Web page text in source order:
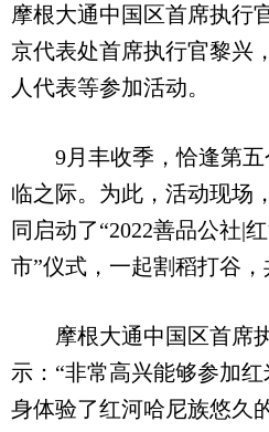
摩根大通中国区首席执行
京代表处首席执行官黎兴
人代表等参加活动。
9月丰收季，恰逢第五
临之际。为此，活动现场
同启动了“2022善品公社|
市”仪式，一起割稻打谷，
摩根大通中国区首席
示：“非常高兴能够参加
身体验了红河哈尼族悠久